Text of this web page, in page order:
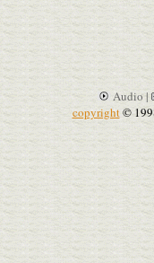
Audio |
copyright©